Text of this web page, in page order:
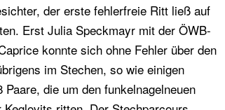
der erste fehlerfreie Ritt ließ auf
Erst Julia Speckmayr mit der ÖWB-
konnte sich ohne Fehler über den
im Stechen, so wie einigen
die um den funkelnagelneuen